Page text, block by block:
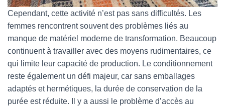
Cependant, cette activité n’est pas sans difficultés. Les
femmes rencontrent souvent des problèmes liés au
manque de matériel moderne de transformation. Beaucoup
continuent à travailler avec des moyens rudimentaires, ce
qui limite leur capacité de production. Le conditionnement
reste également un défi majeur, car sans emballages
adaptés et hermétiques, la durée de conservation de la
purée est réduite. Il y a aussi le problème d’accès au